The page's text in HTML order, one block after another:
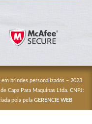
brindes personalizados – 2023.
Capa Para Maquinas Ltda. CNPJ:
pela pela GERENCIE WEB